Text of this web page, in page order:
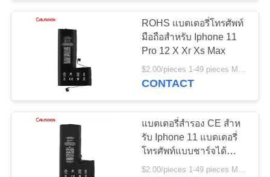
เกี่ยว
ทัวร์
ROHS แบตเตอรี่โทรศัพท์
มือถือสําหรับ Iphone 11
Pro 12 X Xr Xs Max
$2.00/pieces 1-49 pieces MOQ:3 ชิ้น
CONTACT
แบตเตอรี่สํารอง CE สําห
รับ Iphone 11 แบตเตอรี่
โทรศัพท์แบบชาร์จได้
2500mAh
$2.00/pieces 1-49 pieces MOQ:3 ชิ้น